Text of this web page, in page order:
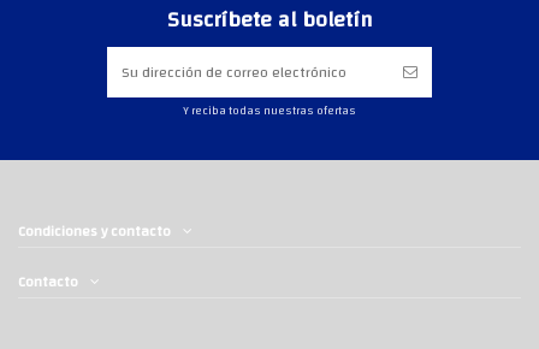
Suscríbete al boletín
Y reciba todas nuestras ofertas
Condiciones y contacto
Contacto